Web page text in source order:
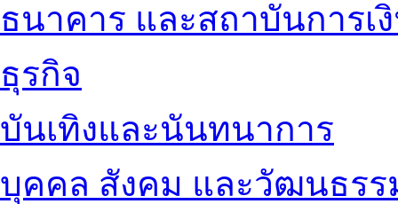
ธนาคาร และสถาบันการเ
ธุรกิจ
บันเทิงและนันทนาการ
บุคคล สังคม และวัฒนธรร